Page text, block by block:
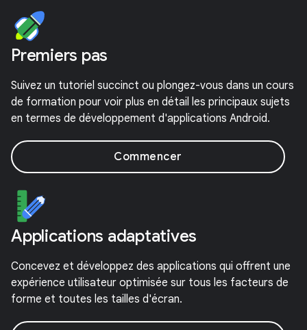
Premiers pas
Suivez un tutoriel succinct ou plongez-vous dans un cours
de formation pour voir plus en détail les principaux sujets
en termes de développement d'applications Android.
Commencer
Applications adaptatives
Concevez et développez des applications qui offrent une
expérience utilisateur optimisée sur tous les facteurs de
forme et toutes les tailles d'écran.